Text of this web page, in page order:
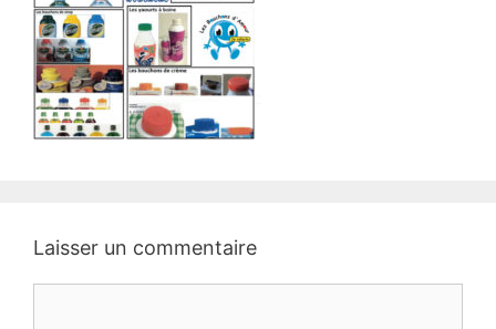
Laisser un commentaire